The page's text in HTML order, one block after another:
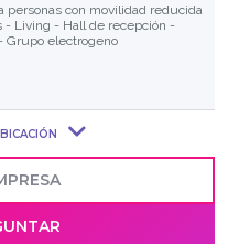
personas con movilidad reducida
- Living - Hall de recepción -
Grupo electrogeno